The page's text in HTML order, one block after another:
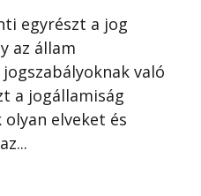
egyrészt a jog
az állam
való
a jogállamiság
elveket és